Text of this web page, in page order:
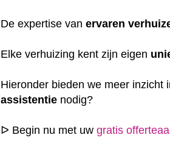
De expertise vanervaren
Elke verhuizing kent zijn eigen
Hieronder bieden we meer inzicht
assistentie nodig?
ᐅ Begin nu met uwgratis